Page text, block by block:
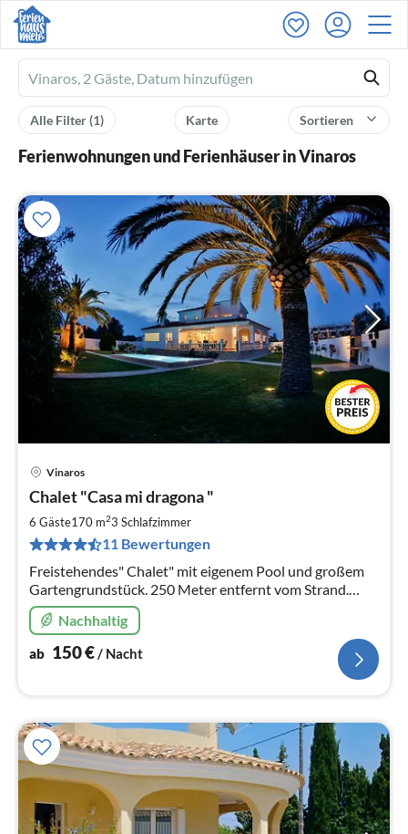
Ferienhausmiete
logo
Sortieren
Karte
Alle Filter(1)
Ferienwohnungen und Ferienhäuser in Vinaros
Vinaros
Chalet "Casa mi dragona "
6 Gäste170 m23 Schlafzimmer
11 Bewertungen
Freistehendes" Chalet" mit eigenem Pool und großem
Gartengrundstück. 250 Meter entfernt vom Strand.
Ruhige Seitenstraße. Hier macht Urlaub Spaß
Nachhaltig
ab 150€/ Nacht